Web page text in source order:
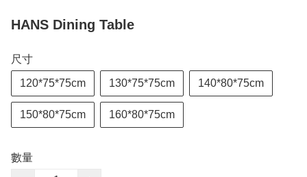
HANS Dining Table
尺寸
120*75*75cm 130*75*75cm 140*80*75cm
150*80*75cm 160*80*75cm
數量